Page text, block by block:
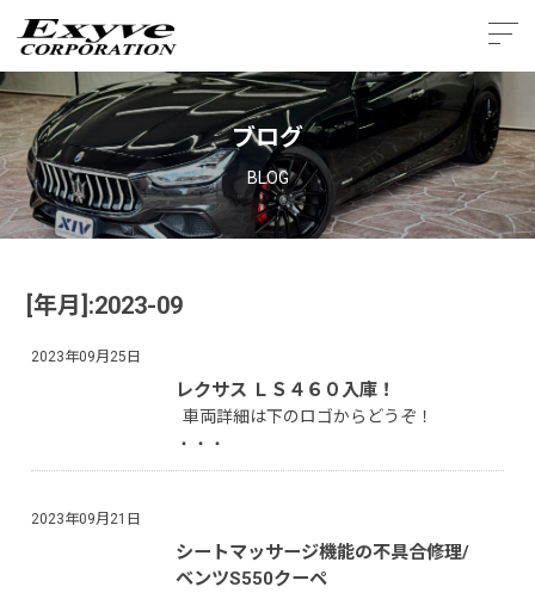
ブログ
BLOG
[年月]:2023-09
レクサス ＬＳ４６０入庫！
車両詳細は下のロゴからどうぞ！
・・・
2023年09月25日
シートマッサージ機能の不具合修理/
ベンツS550クーペ
2023年09月21日